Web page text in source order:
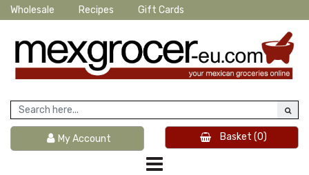
Wholesale Recipes Gift Cards
My Account Basket (0)